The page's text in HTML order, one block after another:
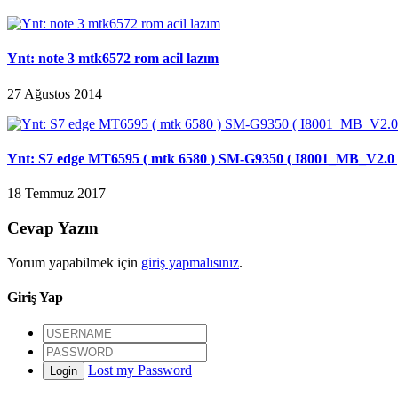
Ynt: note 3 mtk6572 rom acil lazım
27 Ağustos 2014
Ynt: S7 edge MT6595 ( mtk 6580 ) SM-G9350 ( I8001_MB_V2.0
18 Temmuz 2017
Cevap Yazın
Yorum yapabilmek için giriş yapmalısınız.
Giriş Yap
Login Lost my Password